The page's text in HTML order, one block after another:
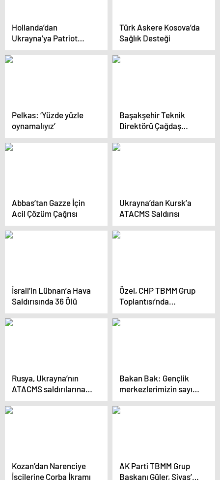
Hollanda’dan
Ukrayna’ya Patriot
Sistemleri
Türk Askere Kosova’da
Sağlık Desteği
Pelkas: ‘Yüzde yüzle
oynamalıyız’
Başakşehir Teknik
Direktörü Çağdaş
Atan, Kazanma
Alışkanlığına Geçmek
Abbas’tan Gazze İçin
Acil Çözüm Çağrısı
Ukrayna’dan Kursk’a
ATACMS Saldırısı
İsrail’in Lübnan’a Hava
Saldırısında 36 Ölü
Özel, CHP TBMM Grup
Toplantısı’nda
konuştu: (2)
Rusya, Ukrayna’nın
ATACMS saldırılarına
yanıt verecek
Bakan Bak: Gençlik
merkezlerimizin sayısı
510’ların üzerinde
(VİDEO EKLENDİ)
Kozan’dan Narenciye
İşçilerine Çorba İkramı
AK Parti TBMM Grup
Başkanı Güler, Sivas’ta